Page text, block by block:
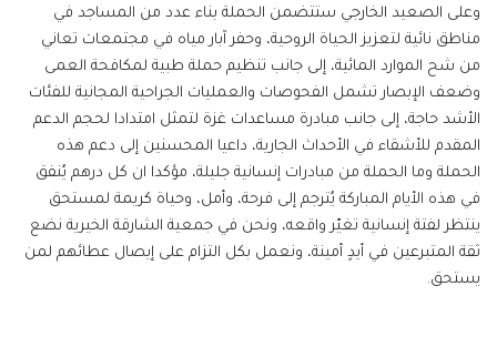
وعلى الصعيد الخارجي ستتضمن الحملة بناء عدد من المساجد في
مناطق نائية لتعزيز الحياة الروحية، وحفر آبار مياه في مجتمعات تعاني
من شح الموارد المائية، إلى جانب تنظيم حملة طبية لمكافحة العمى
وضعف الإبصار تشمل الفحوصات والعمليات الجراحية المجانية للفئات
الأشد حاجة، إلى جانب مبادرة مساعدات غزة لتمثل امتدادا لحجم الدعم
المقدم للأشقاء في الأحداث الجارية، داعيا المحسنين إلى دعم هذه
الحملة وما الحملة من مبادرات إنسانية جليلة، مؤكدا ان كل درهم يُنفق
في هذه الأيام المباركة يُترجم إلى فرحة، وأمل، وحياة كريمة لمستحق
ينتظر لفتة إنسانية تغيّر واقعه، ونحن في جمعية الشارقة الخيرية نضع
ثقة المتبرعين في أيدٍ أمينة، ونعمل بكل التزام على إيصال عطائهم لمن
يستحق.